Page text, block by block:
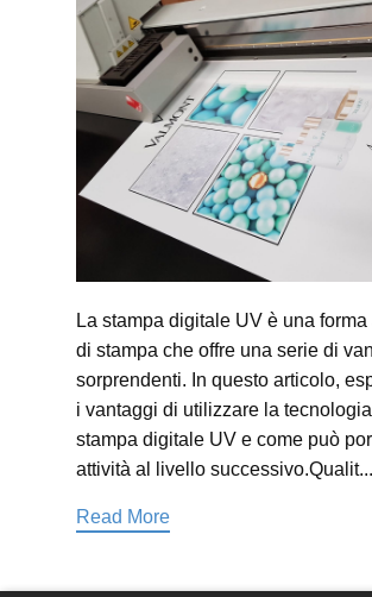
La stampa digitale UV è una forma
di stampa che offre una serie di
sorprendenti. In questo articolo,
i vantaggi di utilizzare la
stampa digitale UV e come può
attività al livello successivo.Qualit...
Read More